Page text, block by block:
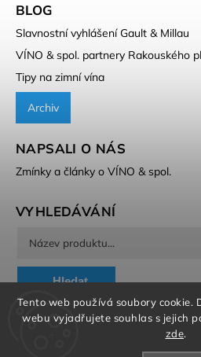
Tento web používá soubory cookie.
webu vyjadřujete souhlas s jejich
zde.
BLOG
Slavnostní vyhlášení Gault & Millau
VÍNO & spol. partnery Rakouského
Tipy na zimní vína
Archiv
NAPSALI O NÁS
Zmínky a články o VÍNO & spol.
VYHLEDÁVÁNÍ
Hledat